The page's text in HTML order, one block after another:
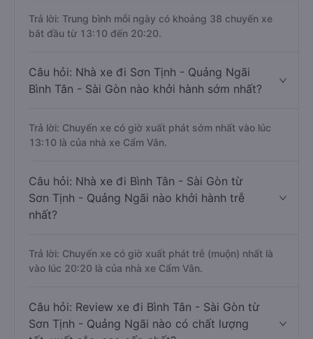
Trả lời: Trung bình mỗi ngày có khoảng 38 chuyến xe
bắt đầu từ 13:10 đến 20:20.
Câu hỏi: Nhà xe đi Sơn Tịnh - Quảng Ngãi
Bình Tân - Sài Gòn nào khởi hành sớm nhất?
Trả lời: Chuyến xe có giờ xuất phát sớm nhất vào lúc
13:10 là của nhà xe Cẩm Vân.
Câu hỏi: Nhà xe đi Bình Tân - Sài Gòn từ
Sơn Tịnh - Quảng Ngãi nào khởi hành trễ
nhất?
Trả lời: Chuyến xe có giờ xuất phát trễ (muộn) nhất là
vào lúc 20:20 là của nhà xe Cẩm Vân.
Câu hỏi: Review xe đi Bình Tân - Sài Gòn từ
Sơn Tịnh - Quảng Ngãi nào có chất lượng